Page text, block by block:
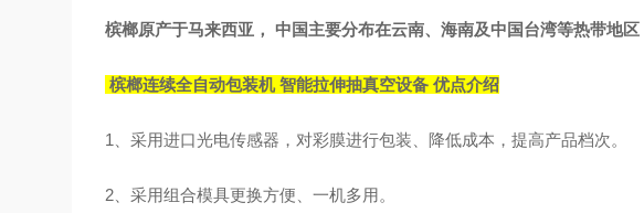
槟榔原产于马来西亚， 中国主要分布在云南、海南及中国台湾等热带地区
槟榔连续全自动包装机 智能拉伸抽真空设备优点介绍
1 、采用进口光电传感器，对彩膜进行包装、降低成本，提高产品档次。
2、采用组合模具更换方便、一机多用。